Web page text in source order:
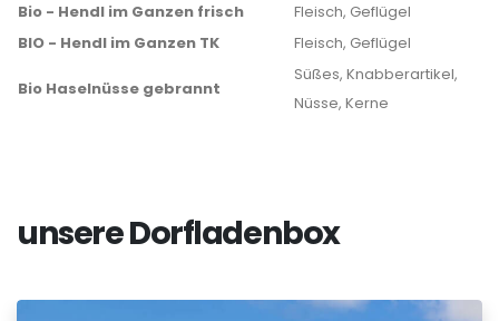
Bio - Hendl im Ganzen frisch
Fleisch, Geflügel
BIO - Hendl im Ganzen TK
Fleisch, Geflügel
Bio Haselnüsse gebrannt
Süßes, Knabberartikel,
Nüsse, Kerne
unsere Dorfladenbox